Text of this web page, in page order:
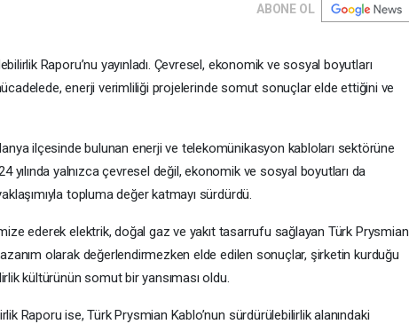
ABONE OL
Raporu’nu yayınladı. Çevresel, ekonomik ve sosyal boyutları
enerji verimliliği projelerinde somut sonuçlar elde ettiğini ve
ilçesinde bulunan enerji ve telekomünikasyon kabloları sektörüne
yılında yalnızca çevresel değil, ekonomik ve sosyal boyutları da
topluma değer katmayı sürdürdü.
ederek elektrik, doğal gaz ve yakıt tasarrufu sağlayan Türk Prysmian
olarak değerlendirmezken elde edilen sonuçlar, şirketin kurduğu
kültürünün somut bir yansıması oldu.
Raporu ise, Türk Prysmian Kablo’nun sürdürülebilirlik alanındaki